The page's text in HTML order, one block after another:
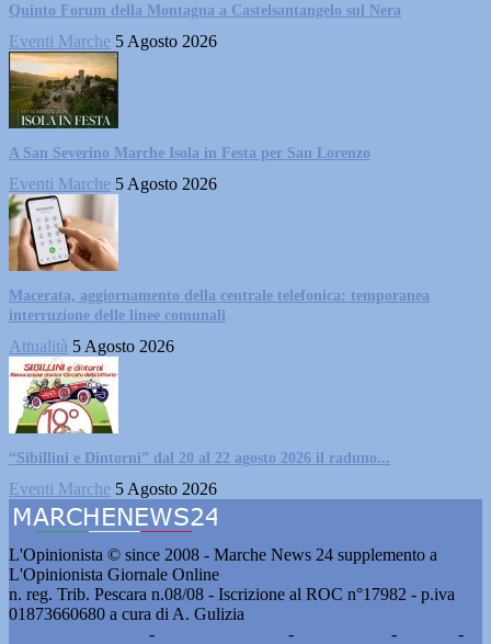
Quinto Forum della Montagna a Castelsantangelo sul Nera
Eventi Marche 5 Agosto 2026
A San Severino Marche Isola in Festa per San Lorenzo
Eventi Marche 5 Agosto 2026
Macerata, aggiornamento della centrale telefonica: temporanea
interruzione delle linee comunali
Attualità 5 Agosto 2026
“Sibillini e Dintorni” dal 20 al 22 agosto 2026 il raduno...
Eventi Marche 5 Agosto 2026
L'Opinionista © since 2008 - Marche News 24 supplemento a
L'Opinionista Giornale Online
n. reg. Trib. Pescara n.08/08 - Iscrizione al ROC n°17982 - p.iva
01873660680 a cura di A. Gulizia
- - -
-